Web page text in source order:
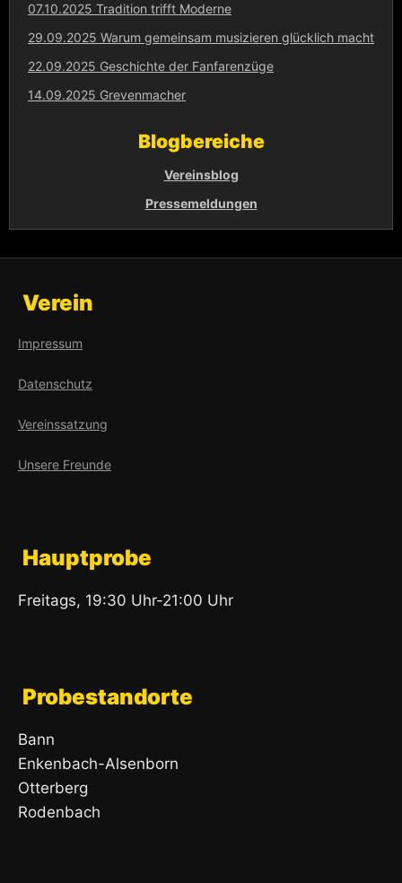
07.10.2025 Tradition trifft Moderne
29.09.2025 Warum gemeinsam musizieren glücklich macht
22.09.2025 Geschichte der Fanfarenzüge
14.09.2025 Grevenmacher
Blogbereiche
Vereinsblog
Pressemeldungen
Verein
Impressum
Datenschutz
Vereinssatzung
Unsere Freunde
Hauptprobe
Freitags, 19:30 Uhr-21:00 Uhr
Probestandorte
Bann
Enkenbach-Alsenborn
Otterberg
Rodenbach